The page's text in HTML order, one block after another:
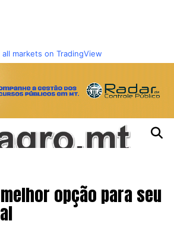
all markets on TradingView
opção para seu